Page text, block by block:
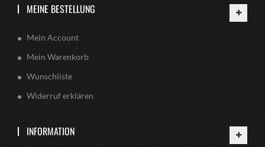
MEINE BESTELLUNG
Mein Account
Mein Warenkorb
Wunschliste
Widerruf erklären
INFORMATION